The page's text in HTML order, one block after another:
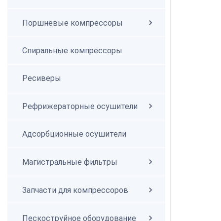
Спиральные компрессоры
Поршневые компрессоры
Спиральные компрессоры
Ресиверы
Рефрижераторные осушители
Адсорбционные осушители
Магистральные фильтры
Запчасти для компрессоров
Пескоструйное оборудование